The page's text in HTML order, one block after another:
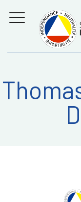
Régler les
entre
la
MENU
Recherche